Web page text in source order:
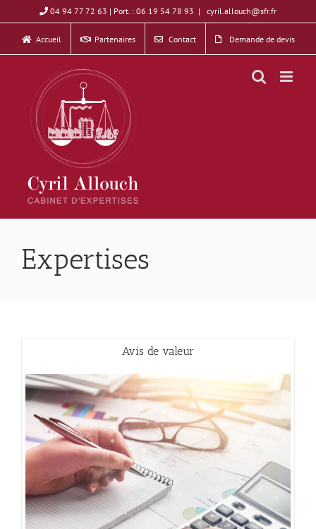
to
content
04 94 77 72 63 | Port. : 06 19 54 78 93 | cyril.allouch@sfr.fr
Accueil Partenaires Contact Demande de devis
Expertises
Avis de valeur